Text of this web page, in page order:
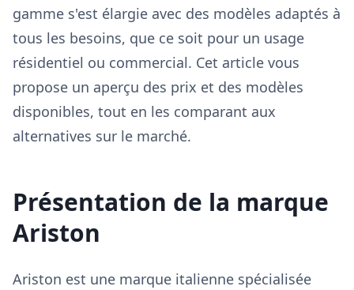
gamme s'est élargie avec des modèles adaptés à
tous les besoins, que ce soit pour un usage
résidentiel ou commercial. Cet article vous
propose un aperçu des prix et des modèles
disponibles, tout en les comparant aux
alternatives sur le marché.
Présentation de la marque
Ariston
Ariston est une marque italienne spécialisée